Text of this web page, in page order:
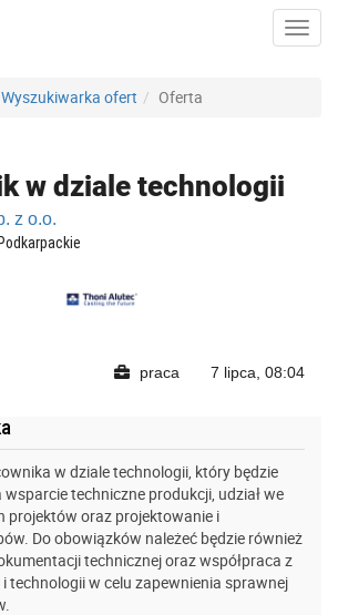
Wyszukiwarka ofert Oferta
w dziale technologii
z o.o.
praca 7 lipca, 08:04
w dziale technologii, który będzie
techniczne produkcji, udział we
projektów oraz projektowanie i
Do obowiązków należeć będzie również
technicznej oraz współpraca z
technologii w celu zapewnienia sprawnej